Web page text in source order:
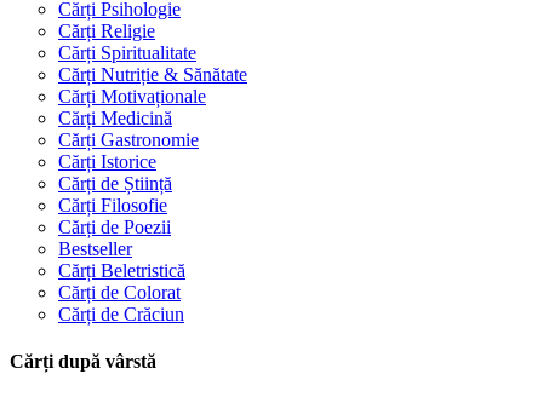
Cărți Psihologie
Cărți Religie
Cărți Spiritualitate
Cărți Nutriție & Sănătate
Cărți Motivaționale
Cărți Medicină
Cărți Gastronomie
Cărți Istorice
Cărți de Știință
Cărți Filosofie
Cărți de Poezii
Bestseller
Cărți Beletristică
Cărți de Colorat
Cărți de Crăciun
Cărți după vârstă